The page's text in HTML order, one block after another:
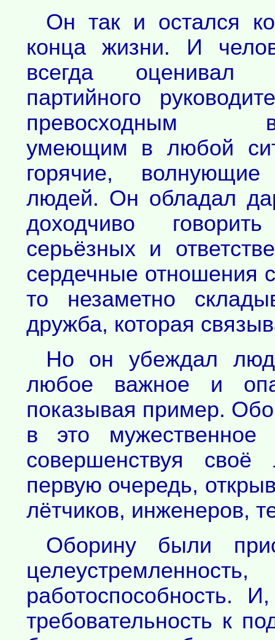
Он так и остался
конца жизни. И
всегда оценивал
партийного
превосходным
умеющим в любой
горячие,
людей. Он обладал
доходчиво
серьёзных и
сердечные отношения
то незаметно
дружба, которая
Но он убеждал
любое важное и
показывая пример.
в это мужественное
совершенствуя
первую очередь,
лётчиков, инженеров,
Оборину были
работоспособность.
требовательность к